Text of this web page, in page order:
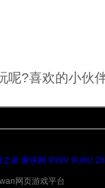
呢?喜欢的小伙
之家 聚侠网 9V8V 9U8U
网页游戏平台